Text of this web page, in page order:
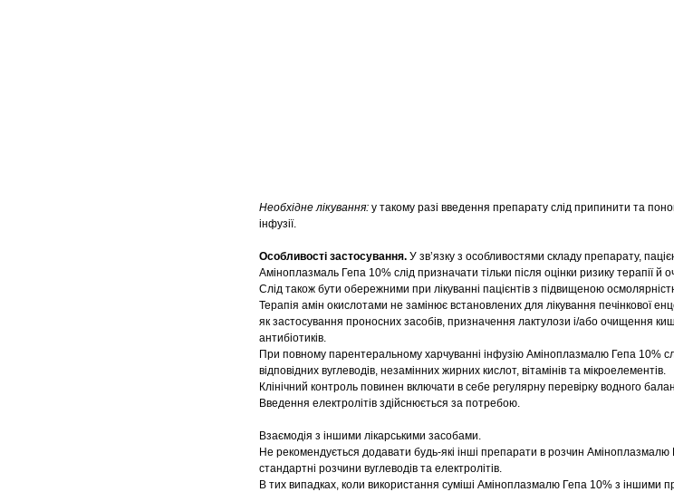
Необхідне лікування: у такому разі введення препарату слід припинити та
інфузії.
Особливості застосування. У зв’язку з особливостями складу препарату,
Аміноплазмаль Гепа 10% слід призначати тільки після оцінки ризику терапії й
Слід також бути обережними при лікуванні пацієнтів з підвищеною
Терапія амін окислотами не замінює встановлених для лікування печінкової
як застосування проносних засобів, призначення лактулози і/або очищення
антибіотиків.
При повному парентеральному харчуванні інфузію Аміноплазмалю Гепа 10%
відповідних вуглеводів, незамінних жирних кислот, вітамінів та мікроелементів.
Клінічний контроль повинен включати в себе регулярну перевірку водного
Введення електролітів здійснюється за потребою.
Взаємодія з іншими лікарськими засобами.
Не рекомендується додавати будь-які інші препарати в розчин
стандартні розчини вуглеводів та електролітів.
В тих випадках, коли використання суміші Аміноплазмалю Гепа 10% з іншими